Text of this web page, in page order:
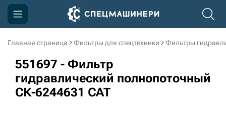
Главная страница Фильтры для спецтехники Фильтры
551697 - Фильтр
гидравлический полнопоточный
СК-6244631 CAT
Компания
Акции
Доставка и оплата